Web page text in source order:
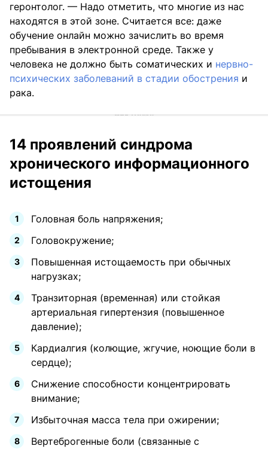
геронтолог. — Надо отметить, что многие из нас
находятся в этой зоне. Считается все: даже
обучение онлайн можно зачислить во время
пребывания в электронной среде. Также у
человека не должно быть соматических и нервно-
психических заболеваний в стадии обострения и
рака.
14 проявлений синдрома
хронического информационного
истощения
Головная боль напряжения;
Головокружение;
Повышенная истощаемость при обычных
нагрузках;
Транзиторная (временная) или стойкая
артериальная гипертензия (повышенное
давление);
Кардиалгия (колющие, жгучие, ноющие боли в
сердце);
Снижение способности концентрировать
внимание;
Избыточная масса тела при ожирении;
Вертеброгенные боли (связанные с